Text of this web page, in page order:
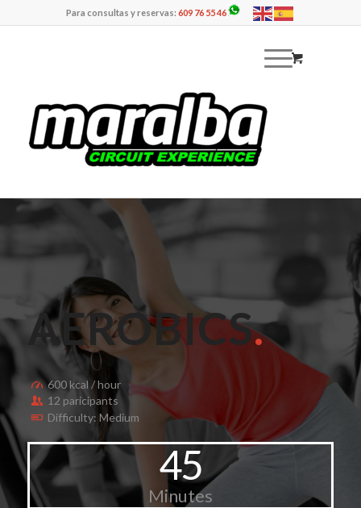
Para consultas y reservas: 609 76 55 46
AEROBICS.
600 kcal / hour
12 paricipants
Difficulty: Medium
45
Minutes